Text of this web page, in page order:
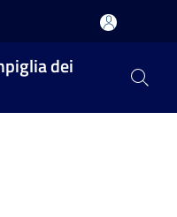
dei